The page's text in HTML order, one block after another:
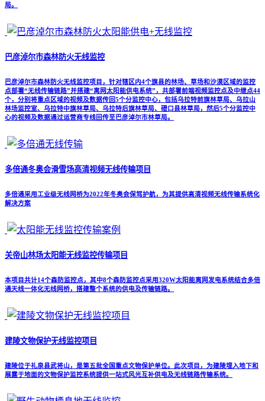
局。
巴彦淖尔市森林防火无线监控
巴彦淖尔市森林防火无线监控项目，针对辖区内4个旗县的林场、草场和沙漠区域的监控
点部署“无线传输链路”并搭建“离网太阳能供电系统”，共部署前端视频监控点及中继点44
个，分别将重点区域的视频及数据传回5个分监控中心，包括乌拉特前旗林草局、乌拉山
林场监控室、乌拉特中旗林草局、乌拉特后旗林草局、磴口县林草局，然后5个分监控中
心的视频及数据通过运营商专线回传至巴彦淖尔市林草局。
多倍通冬奥会滑雪场高清视频无线传输项目
多倍通采用工业级无线网桥为2022年冬奥会保驾护航，为其提供高清视频无线传输系统化
解决方案
关帝山林场太阳能无线监控传输项目
本项目共计14个森防监控点，其中8个森防监控点采用320W太阳能离网发电系统结合多倍
通天线一体化无线网桥，搭建整个系统的供电及传输链路。
建陵文物保护无线监控项目
建陵位于礼泉县武将山，是第五批全国重点文物保护单位。此次项目，为建陵埋入地下和
展露于地面的文物保护监控系统提供一站式风光互补供电及无线链路传输系统。